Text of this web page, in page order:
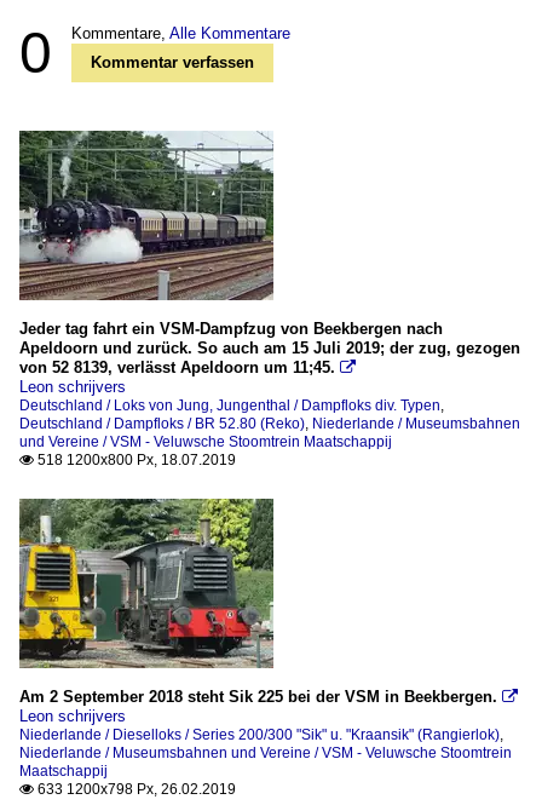
0 Kommentare, Alle Kommentare
Kommentar verfassen
Jeder tag fahrt ein VSM-Dampfzug von Beekbergen nach
Apeldoorn und zurück. So auch am 15 Juli 2019; der zug, gezogen
von 52 8139, verlässt Apeldoorn um 11;45. 
Leon schrijvers
Deutschland / Loks von Jung, Jungenthal / Dampfloks div. Typen
Deutschland / Dampfloks / BR 52.80 (Reko) Niederlande / Museumsbahnen
und Vereine / VSM - Veluwsche Stoomtrein Maatschappij
 518 1200x800 Px, 18.07.2019
Am 2 September 2018 steht Sik 225 bei der VSM in Beekbergen. 
Leon schrijvers
Niederlande / Dieselloks / Series 200/300 "Sik" u. "Kraansik" (Rangierlok)
Niederlande / Museumsbahnen und Vereine / VSM - Veluwsche Stoomtrein
Maatschappij
 633 1200x798 Px, 26.02.2019